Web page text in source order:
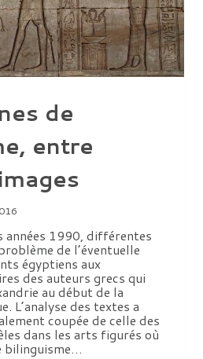
de
entre
années 1990, différentes
de l’éventuelle
égyptiens aux
des auteurs grecs qui
au début de la
L’analyse des textes a
coupée de celle des
dans les arts figurés où
bilinguisme…